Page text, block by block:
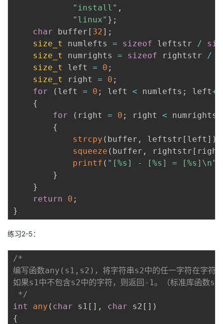
"install" ,
"linux" } ;
char buffer [ 32] ;
size_t
numlefts = sizeof leftstr /
size_t
numrights = sizeof rightstr /
size_t
left = 0 ;
size_t
right = 0 ;
for
( left = 0 ; left < numlefts ; left++
{
for
( right = 0 ; right < numrights
{
strcpy ( buffer , leftstr [ left ] )
squeeze ( buffer , rightstr [ right
printf ( "[%s] - [%s] = [%s]\n"
}
}
return
0 ;
}
练习2-5：
/*
编写函数any(s1,s2)，将字符串s2中的任一字符在字符
如果s1中不包含s2中的字符，则返回-1。（标准库函数
*/
int
any ( char s1 [ ] , char s2 [ ] )
{